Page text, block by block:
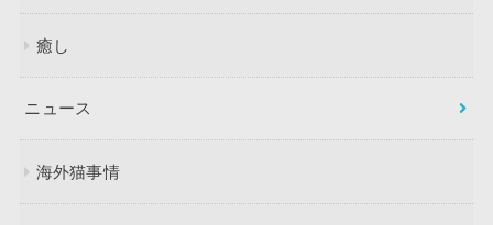
癒し
ニュース
海外猫事情